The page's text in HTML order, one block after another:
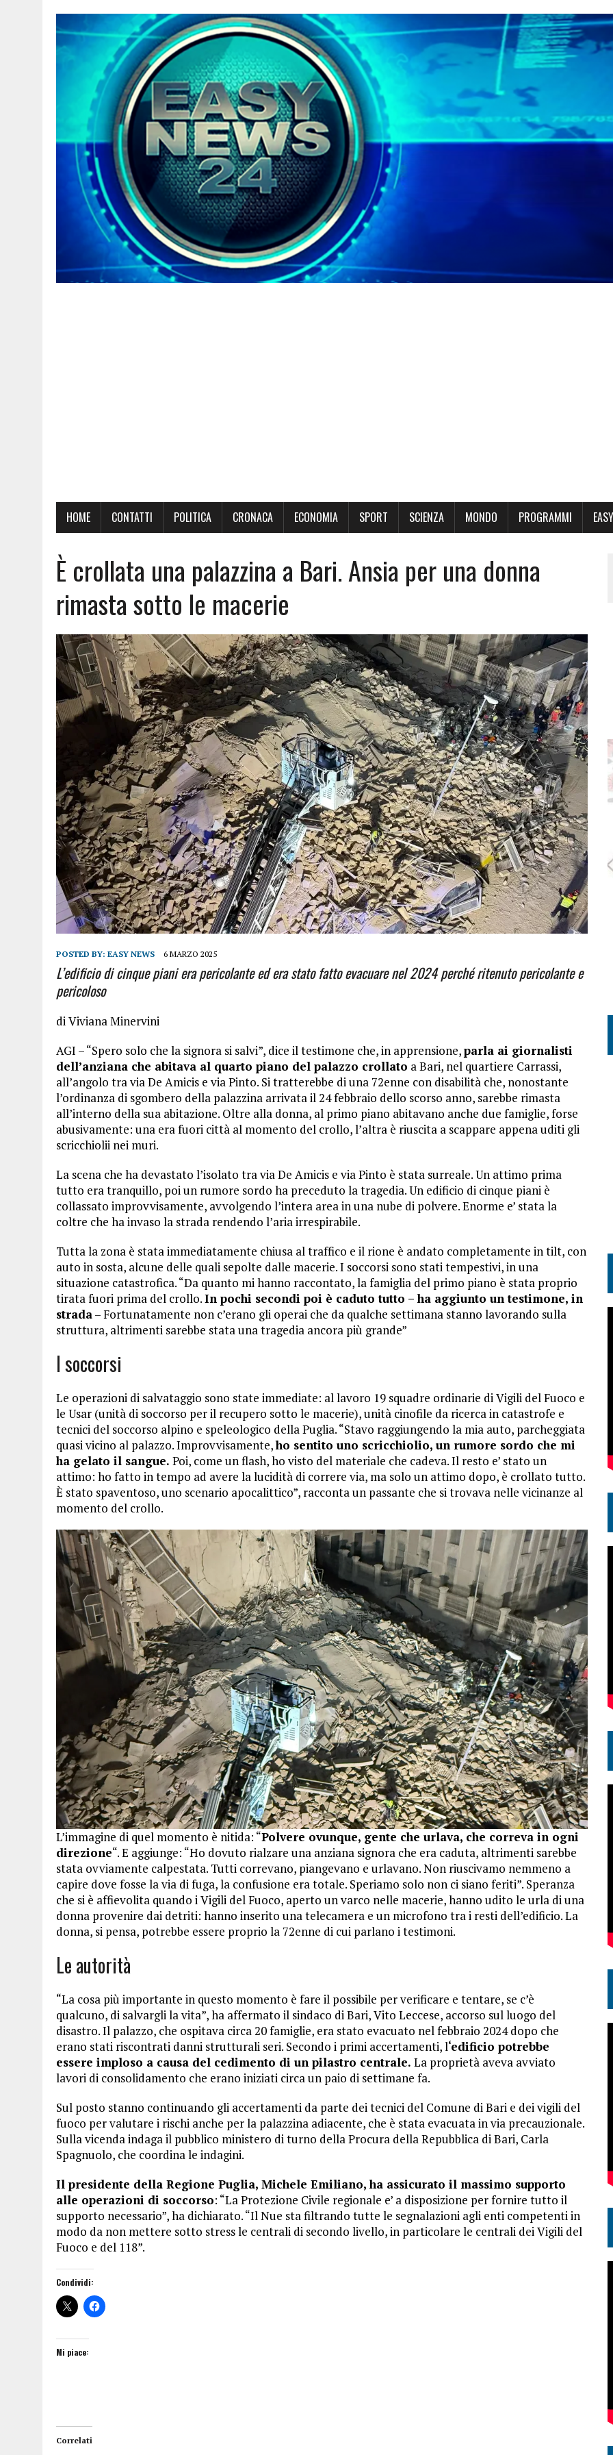
HOME CONTATTI POLITICA CRONACA ECONOMIA SPORT SCIENZA MONDO PROGRAMMI
È crollata una palazzina a Bari. Ansia per una donna
rimasta sotto le macerie
POSTED BY: EASY NEWS 6 MARZO 2025
L’edificio di cinque piani era pericolante ed era stato fatto evacuare nel 2024 perché ritenuto pericolante e
pericoloso
di Viviana Minervini
AGI – “Spero solo che la signora si salvi”, dice il testimone che, in apprensione,parla ai giornalisti
dell’anziana che abitava al quarto piano del palazzo crollato a Bari, nel quartiere Carrassi,
all’angolo tra via De Amicis e via Pinto. Si tratterebbe di una 72enne con disabilità che, nonostante
l’ordinanza di sgombero della palazzina arrivata il 24 febbraio dello scorso anno, sarebbe rimasta
all’interno della sua abitazione. Oltre alla donna, al primo piano abitavano anche due famiglie, forse
abusivamente: una era fuori città al momento del crollo, l’altra è riuscita a scappare appena uditi gli
scricchiolii nei muri.
La scena che ha devastato l’isolato tra via De Amicis e via Pinto è stata surreale. Un attimo prima
tutto era tranquillo, poi un rumore sordo ha preceduto la tragedia. Un edificio di cinque piani è
collassato improvvisamente, avvolgendo l’intera area in una nube di polvere. Enorme e’ stata la
coltre che ha invaso la strada rendendo l’aria irrespirabile.
Tutta la zona è stata immediatamente chiusa al traffico e il rione è andato completamente in tilt, con
auto in sosta, alcune delle quali sepolte dalle macerie. I soccorsi sono stati tempestivi, in una
situazione catastrofica. “Da quanto mi hanno raccontato, la famiglia del primo piano è stata proprio
tirata fuori prima del crollo.In pochi secondi poi è caduto tutto – ha aggiunto un testimone, in
strada– Fortunatamente non c’erano gli operai che da qualche settimana stanno lavorando sulla
struttura, altrimenti sarebbe stata una tragedia ancora più grande”
I soccorsi
Le operazioni di salvataggio sono state immediate: al lavoro 19 squadre ordinarie di Vigili del Fuoco e
le Usar (unità di soccorso per il recupero sotto le macerie), unità cinofile da ricerca in catastrofe e
tecnici del soccorso alpino e speleologico della Puglia. “Stavo raggiungendo la mia auto, parcheggiata
quasi vicino al palazzo. Improvvisamente,ho sentito uno scricchiolio, un rumore sordo che mi
ha gelato il sangue. Poi, come un flash, ho visto del materiale che cadeva. Il resto e’ stato un
attimo: ho fatto in tempo ad avere la lucidità di correre via, ma solo un attimo dopo, è crollato tutto.
È stato spaventoso, uno scenario apocalittico”, racconta un passante che si trovava nelle vicinanze al
momento del crollo.
L’immagine di quel momento è nitida: “Polvere ovunque, gente che urlava, che correva in ogni
direzione“. E aggiunge: “Ho dovuto rialzare una anziana signora che era caduta, altrimenti sarebbe
stata ovviamente calpestata. Tutti correvano, piangevano e urlavano. Non riuscivamo nemmeno a
capire dove fosse la via di fuga, la confusione era totale. Speriamo solo non ci siano feriti”. Speranza
che si è affievolita quando i Vigili del Fuoco, aperto un varco nelle macerie, hanno udito le urla di una
donna provenire dai detriti: hanno inserito una telecamera e un microfono tra i resti dell’edificio. La
donna, si pensa, potrebbe essere proprio la 72enne di cui parlano i testimoni.
Le autorità
“La cosa più importante in questo momento è fare il possibile per verificare e tentare, se c’è
qualcuno, di salvargli la vita”, ha affermato il sindaco di Bari, Vito Leccese, accorso sul luogo del
disastro. Il palazzo, che ospitava circa 20 famiglie, era stato evacuato nel febbraio 2024 dopo che
erano stati riscontrati danni strutturali seri. Secondo i primi accertamenti, l‘edificio potrebbe
essere imploso a causa del cedimento di un pilastro centrale. La proprietà aveva avviato
lavori di consolidamento che erano iniziati circa un paio di settimane fa.
Sul posto stanno continuando gli accertamenti da parte dei tecnici del Comune di Bari e dei vigili del
fuoco per valutare i rischi anche per la palazzina adiacente, che è stata evacuata in via precauzionale.
Sulla vicenda indaga il pubblico ministero di turno della Procura della Repubblica di Bari, Carla
Spagnuolo, che coordina le indagini.
Il presidente della Regione Puglia, Michele Emiliano, ha assicurato il massimo supporto
alle operazioni di soccorso: “La Protezione Civile regionale e’ a disposizione per fornire tutto il
supporto necessario”, ha dichiarato. “Il Nue sta filtrando tutte le segnalazioni agli enti competenti in
modo da non mettere sotto stress le centrali di secondo livello, in particolare le centrali dei Vigili del
Fuoco e del 118”.
Condividi:
Mi piace:
Correlati